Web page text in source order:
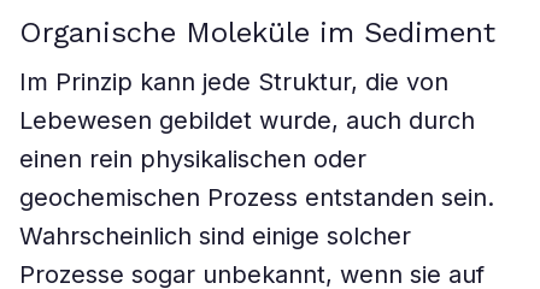
Organische Moleküle im Sediment
Im Prinzip kann jede Struktur, die von
Lebewesen gebildet wurde, auch durch
einen rein physikalischen oder
geochemischen Prozess entstanden sein.
Wahrscheinlich sind einige solcher
Prozesse sogar unbekannt, wenn sie auf